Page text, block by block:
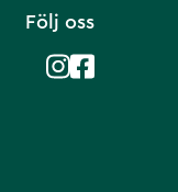
Följ oss